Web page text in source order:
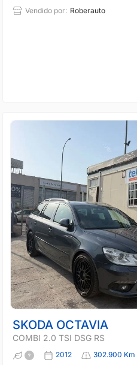
Vendido por: Roberauto
SKODA OCTAVIA
COMBI 2.0 TSI DSG RS
2012 302.900 Km